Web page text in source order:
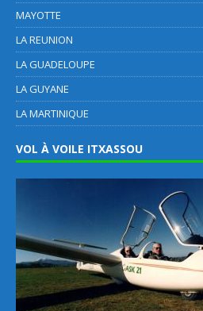
MAYOTTE
LA REUNION
LA GUADELOUPE
LA GUYANE
LA MARTINIQUE
VOL À VOILE ITXASSOU